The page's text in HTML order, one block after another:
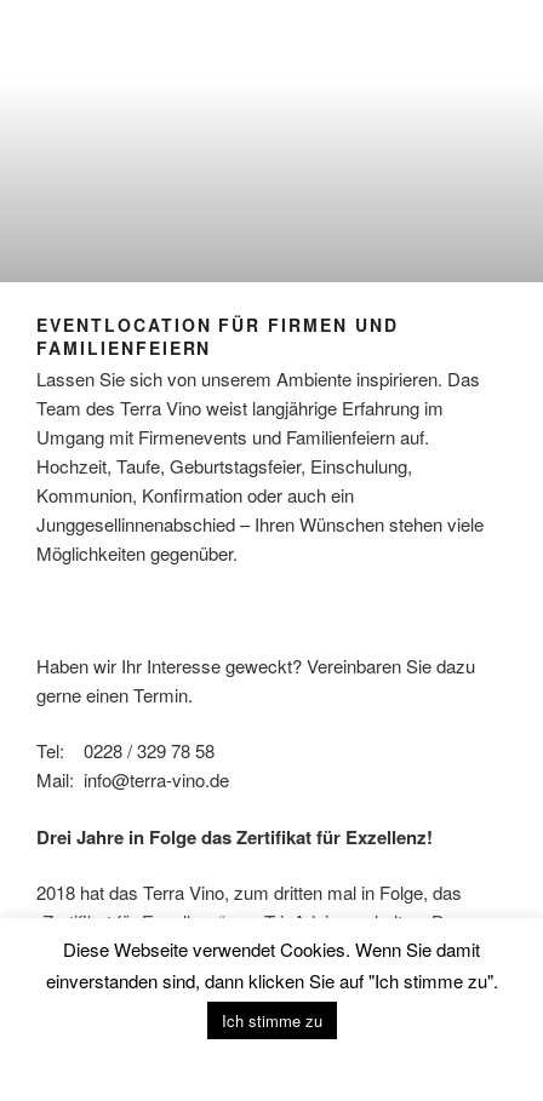
EVENTLOCATION FÜR FIRMEN UND
FAMILIENFEIERN
Lassen Sie sich von unserem Ambiente inspirieren. Das
Team des Terra Vino weist langjährige Erfahrung im
Umgang mit Firmenevents und Familienfeiern auf.
Hochzeit, Taufe, Geburtstagsfeier, Einschulung,
Kommunion, Konfirmation oder auch ein
Junggesellinnenabschied – Ihren Wünschen stehen viele
Möglichkeiten gegenüber.
Haben wir Ihr Interesse geweckt? Vereinbaren Sie dazu
gerne einen Termin.
Tel: 0228 / 329 78 58
Mail: info@terra-vino.de
Drei Jahre in Folge das Zertifikat für Exzellenz!
2018 hat das Terra Vino, zum dritten mal in Folge, das
„Zertifikat für Exzellenz“ von TripAdvisor erhalten. Das
Zertifikat berücksichtigt die Qualität, Quantität und Aktualität
von Bewertungen, die in einem Zeitraum von zwölf
Monaten von Reisenden auf TripAdvisor eingereicht
Diese Webseite verwendet Cookies. Wenn Sie damit
einverstanden sind, dann klicken Sie auf "Ich stimme zu".
Ich stimme zu